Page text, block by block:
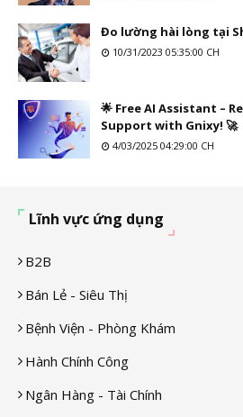
Đo lường hài lòng tại
10/31/2023 05:35:00 CH
🌟 Free AI Assistant –
Support with Gnixy! 🚀
4/03/2025 04:29:00 CH
Lĩnh vực ứng dụng
B2B
Bán Lẻ - Siêu Thị
Bệnh Viện - Phòng Khám
Hành Chính Công
Ngân Hàng - Tài Chính